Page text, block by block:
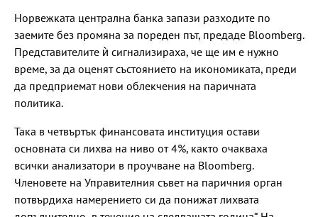
Норвежката централна банка запази разходите по
заемите без промяна за пореден път, предаде Bloomberg.
Представителите ѝ сигнализираха, че ще им е нужно
време, за да оценят състоянието на икономиката, преди
да предприемат нови облекчения на паричната
политика.
Така в четвъртък финансовата институция остави
основната си лихва на ниво от 4%, както очакваха
всички анализатори в проучване на Bloomberg.
Членовете на Управителния съвет на паричния орган
потвърдиха намерението си да понижат лихвата